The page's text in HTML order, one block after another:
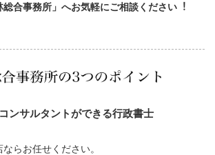
合事務所」へお気軽にご相談ください︕
ンサルタントができる行政書士
らお任せください。